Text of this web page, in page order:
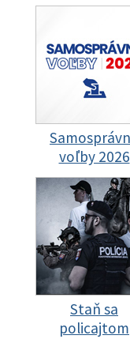
voľby 2026
Staň sa
policajtom